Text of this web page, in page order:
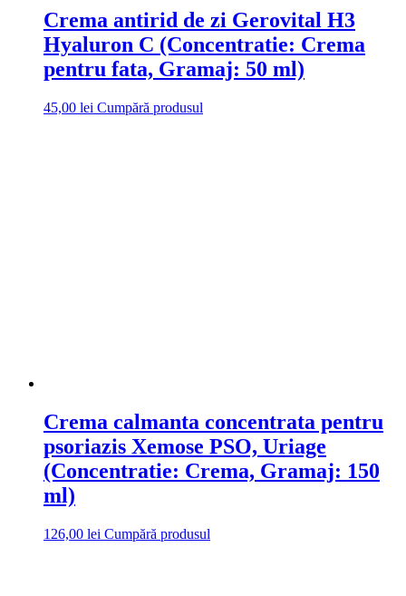
Crema antirid de zi Gerovital H3
Hyaluron C (Concentratie: Crema
pentru fata, Gramaj: 50 ml)
45,00 lei Cumpără produsul
Crema calmanta concentrata pentru
psoriazis Xemose PSO, Uriage
(Concentratie: Crema, Gramaj: 150
ml)
126,00 lei Cumpără produsul